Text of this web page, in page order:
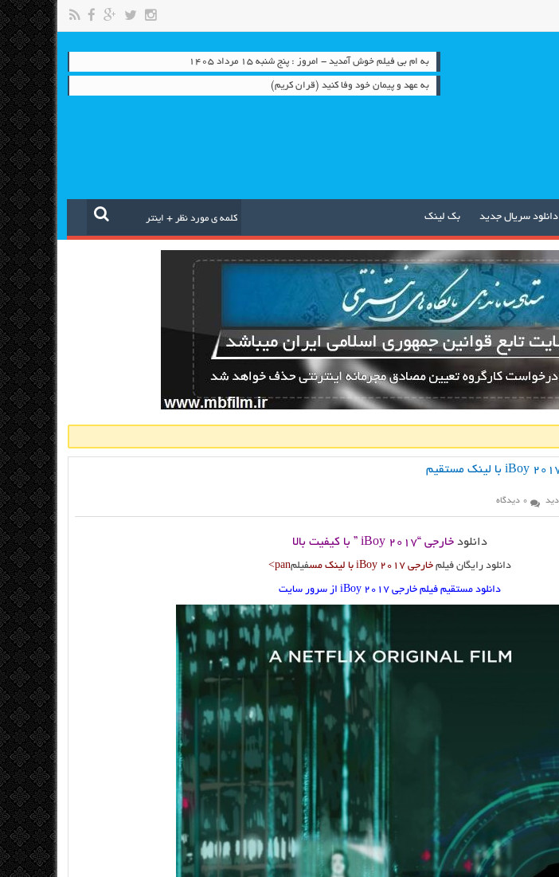
به ام بی فیلم خوش آمدید - امروز : پنج شنبه ۱۵ مرداد ۱۴۰۵
به عهد و پیمان خود وفا کنید (قران کریم)
دانلود سریال جدید بک لینک
0 دیدگاه
دانلودخارجی “iBoy 2017 ” با کیفیت بالا
دانلود رایگان فیلمخارجی iBoy 2017 با لینک مس فیلمpan>
دانلود مستقیم فیلم خارجی iBoy 2017 از سرور سایت